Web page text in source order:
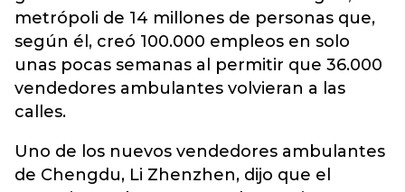
metrópoli de 14 millones de personas que,
según él, creó 100.000 empleos en solo
unas pocas semanas al permitir que 36.000
vendedores ambulantes volvieran a las
calles.
Uno de los nuevos vendedores ambulantes
de Chengdu, Li Zhenzhen, dijo que el